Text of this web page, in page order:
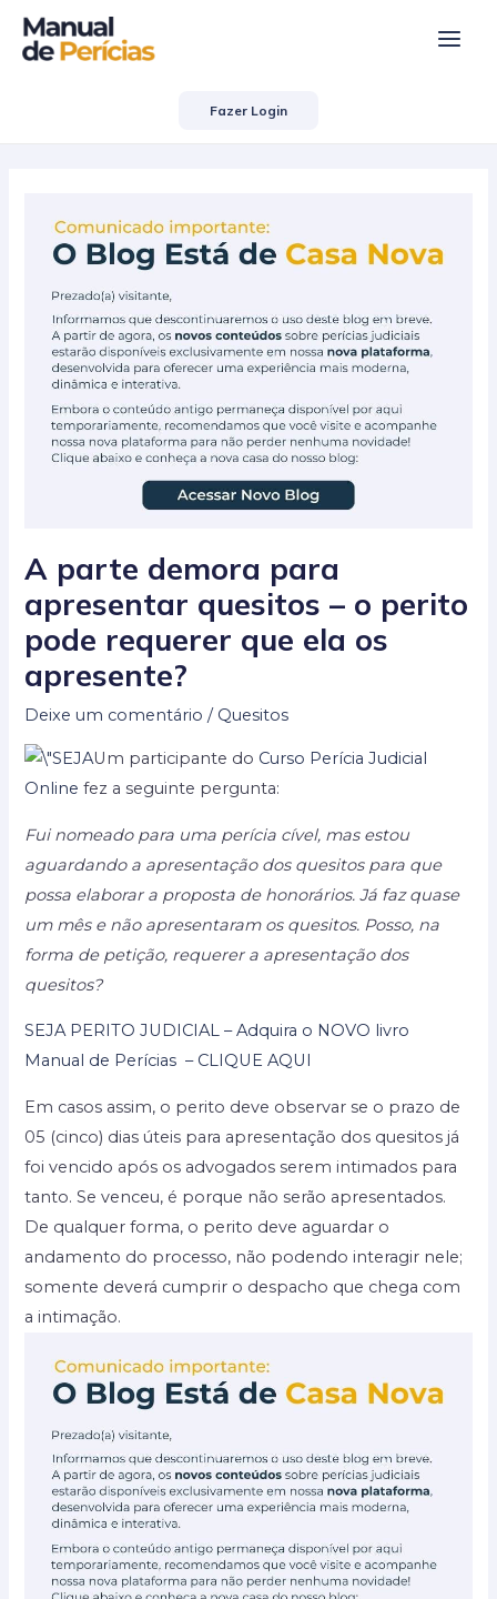
para
Fazer Login
A parte demora para
apresentar quesitos – o perito
pode requerer que ela os
apresente?
Deixe um comentário / Quesitos
Um participante do Curso Perícia Judicial
Online fez a seguinte pergunta:
Fui nomeado para uma perícia cível, mas estou
aguardando a apresentação dos quesitos para que
possa elaborar a proposta de honorários. Já faz quase
um mês e não apresentaram os quesitos. Posso, na
forma de petição, requerer a apresentação dos
quesitos?
SEJA PERITO JUDICIAL – Adquira o NOVO livro
Manual de Perícias – CLIQUE AQUI
Em casos assim, o perito deve observar se o prazo de
05 (cinco) dias úteis para apresentação dos quesitos já
foi vencido após os advogados serem intimados para
tanto. Se venceu, é porque não serão apresentados.
De qualquer forma, o perito deve aguardar o
andamento do processo, não podendo interagir nele;
somente deverá cumprir o despacho que chega com
a intimação.
Post
navigation